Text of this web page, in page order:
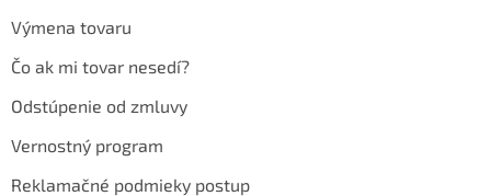
Výmena tovaru
Čo ak mi tovar nesedí?
Odstúpenie od zmluvy
Vernostný program
Reklamačné podmieky postup